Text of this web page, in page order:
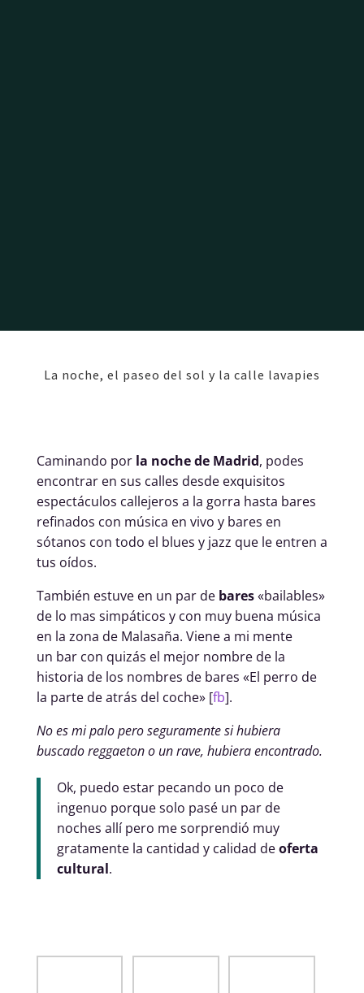
La noche, el paseo del sol y la calle lavapies
Caminando por la noche de Madrid, podes
encontrar en sus calles desde exquisitos
espectáculos callejeros a la gorra hasta bares
refinados con música en vivo y bares en
sótanos con todo el blues y jazz que le entren a
tus oídos.
También estuve en un par de bares«bailables»
de lo mas simpáticos y con muy buena música
en la zona de Malasaña. Viene a mi mente
un bar con quizás el mejor nombre de la
historia de los nombres de bares «El perro de
la parte de atrás del coche» [fb].
No es mi palo pero seguramente si hubiera
buscado reggaeton o un rave, hubiera encontrado.
Ok, puedo estar pecando un poco de
ingenuo porque solo pasé un par de
noches allí pero me sorprendió muy
gratamente la cantidad y calidad deoferta
cultural.